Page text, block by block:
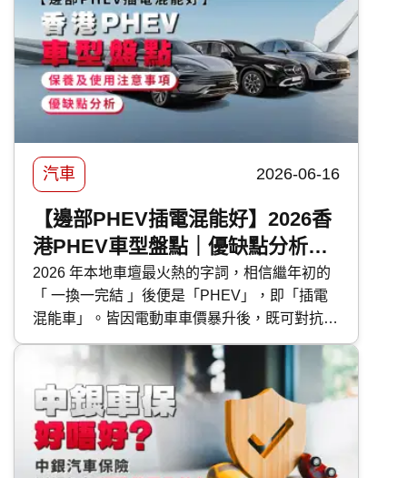
錢由 DIY 的百多元，到汽車美容店的幾千元不
等，到底該如何選擇？傳統打蠟與近年流行的
汽車鍍膜 又有甚麼分別？ 快而保 為你一文看清
汽車打蠟的好處、種類、價錢比較及常見問題，
助你選出最適合愛車的護理方案！
汽車 2026-06-16
【邊部PHEV插電混能好】2026香
港PHEV車型盤點｜優缺點分析｜
保養及使用注意事項
2026 年本地車壇最火熱的字詞，相信繼年初的
「 一換一完結 」後便是「PHEV」，即「插電
混能車」。皆因電動車車價暴升後，既可對抗油
魔又毋須為續航距離而煩惱的 PHEV 插電混能
車型，便成為各大代理力谷對象。今次 快而保
便為大家盤點本地最新的 PHEV 混能車型外，
還有選購及日常使用時的注意事項。